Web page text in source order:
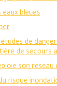
eaux bleues
de
de secours
son réseau
risque